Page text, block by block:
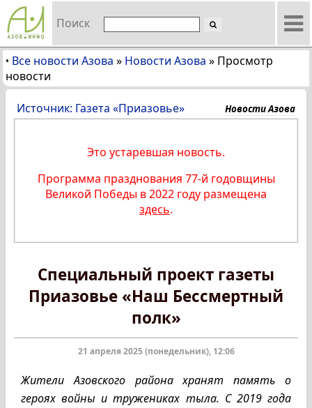
Поиск
• Все новости Азова » Новости Азова » Просмотр
новости
Источник: Газета «Приазовье» Новости Азова
Это устаревшая новость.
Программа празднования 77-й годовщины
Великой Победы в 2022 году размещена
здесь.
Специальный проект газеты
Приазовье «Наш Бессмертный
полк»
21 апреля 2025 (понедельник), 12:06
Жители Азовского района хранят память о
героях войны и тружениках тыла. С 2019 года